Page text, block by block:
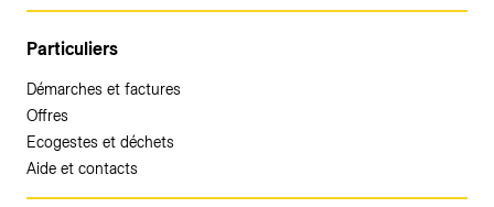
Particuliers
Démarches et factures
Offres
Ecogestes et déchets
Aide et contacts